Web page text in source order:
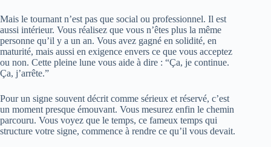
Mais le tournant n’est pas que social ou professionnel. Il est
aussi intérieur. Vous réalisez que vous n’êtes plus la même
personne qu’il y a un an. Vous avez gagné en solidité, en
maturité, mais aussi en exigence envers ce que vous acceptez
ou non. Cette pleine lune vous aide à dire : “Ça, je continue.
Ça, j’arrête.”
Pour un signe souvent décrit comme sérieux et réservé, c’est
un moment presque émouvant. Vous mesurez enfin le chemin
parcouru. Vous voyez que le temps, ce fameux temps qui
structure votre signe, commence à rendre ce qu’il vous devait.